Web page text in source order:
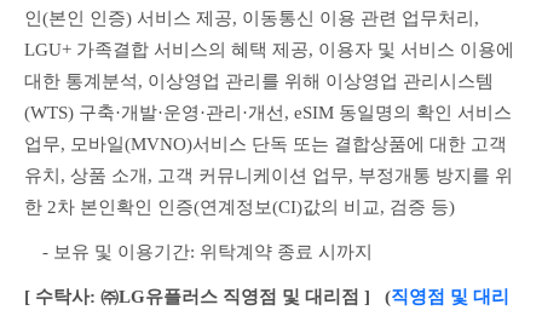
인(본인 인증) 서비스 제공, 이동통신 이용 관련 업무처리,
LGU+ 가족결합 서비스의 혜택 제공, 이용자 및 서비스 이용에
대한 통계분석, 이상영업 관리를 위해 이상영업 관리시스템
(WTS) 구축·개발·운영·관리·개선, eSIM 동일명의 확인 서비스
업무, 모바일(MVNO)서비스 단독 또는 결합상품에 대한 고객
유치, 상품 소개, 고객 커뮤니케이션 업무, 부정개통 방지를 위
한 2차 본인확인 인증(연계정보(CI)값의 비교, 검증 등)
- 보유 및 이용기간: 위탁계약 종료 시까지
[ 수탁사: ㈜LG유플러스 직영점 및 대리점 ]
   (
직영점 및 대리